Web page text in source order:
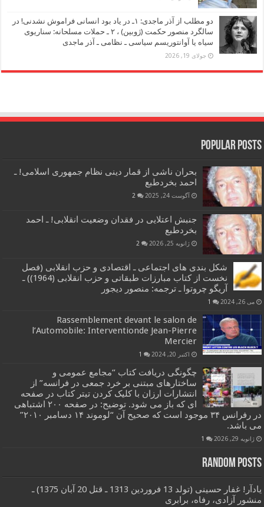
دو مطلب از آذر ماجدی: ۱ـ در یاد بود انسانی فراموش نشدنی! در
سالگرد منصور حکمت (ژوبین) ، ۲ ـ حملات مسلحانه: سناریوی
سیاه یا آوانتوریسم سیاسی ـ نظامی ـ آذر ماجدی
جولای 19, 2026
Popular Posts
بحران ناشی از قمار دینی نظام جمهوری اسلامی! ـ
احمد بخردطبع
آگوست 24, 2025 2
جنبش اعتلایی در فقدان وضعیت انقلابی! ـ احمد
بخردطبع
ژانویه 25, 2026 2
شکل بندی های اجتماعی ـ اقتصادی و حزب انقلابی (فصل
نخست از کتاب مبارزات طبقاتی و حزب انقلابی (1964)) ـ
آریگو چروتوا ـ ترجمه: منصور دیجور
می 26, 2024 1
Rassemblement devant le salon de
l’Automobile: Interventionde Jean-Pierre
Mercier
اکتبر 20, 2024 1
چگونگی دریافت کتاب “مجامع عمومی و
ساختارهای مبتنی بر خرد جمعی در فرانسه” از
انتشارات ارزان با کلیک کردن تیتر کتاب در صفحه
ای که باز می شود. توضیح: در صفحه ۲۰۰ اشتباهی
در رفرانس ۳۴ موجود است که صحیح آن “لوموند ۱۴ دسامبر ۲۰۱۰”
می باشد.
ژانویه 29, 2026 1
Random Posts
یادآر! غفار حسینی (تولد 13 فروردین 1313 ـ قتل 20 آبان 1375) ـ
منشور آزادی، رفاه، برابری